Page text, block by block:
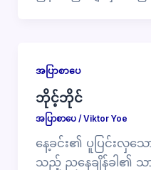
အပြာစာပေ
ဘိုင့်ဘိုင်
အပြာစာပေ/Viktor Yoe
နေ့ခင်း၏ ပူပြင်းလှသော
သည့် ညနေချိန်ခါ၏ သ